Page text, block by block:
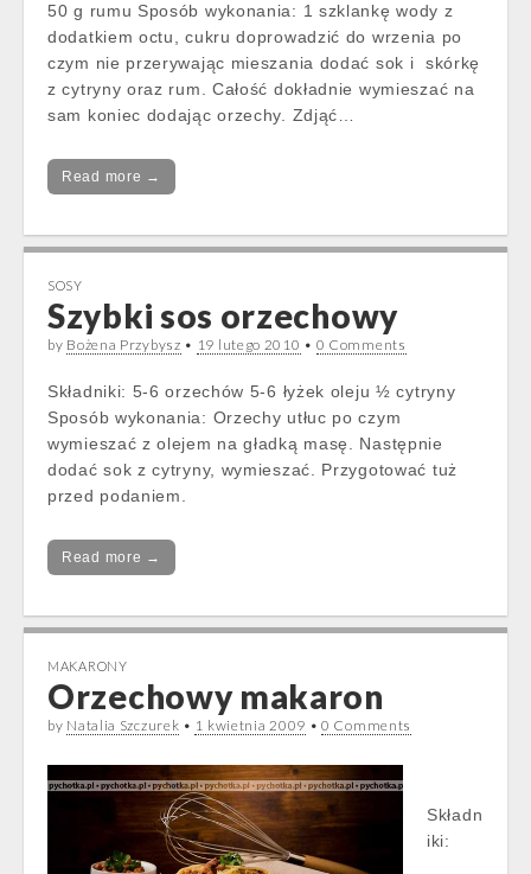
50 g rumu Sposób wykonania: 1 szklankę wody z
dodatkiem octu, cukru doprowadzić do wrzenia po
czym nie przerywając mieszania dodać sok i skórkę
z cytryny oraz rum. Całość dokładnie wymieszać na
sam koniec dodając orzechy. Zdjąć…
Read more →
SOSY
Szybki sos orzechowy
by Bożena Przybysz • 19 lutego 2010 • 0 Comments
Składniki: 5-6 orzechów 5-6 łyżek oleju ½ cytryny
Sposób wykonania: Orzechy utłuc po czym
wymieszać z olejem na gładką masę. Następnie
dodać sok z cytryny, wymieszać. Przygotować tuż
przed podaniem.
Read more →
MAKARONY
Orzechowy makaron
by Natalia Szczurek • 1 kwietnia 2009 •0 Comments
Składn
iki: